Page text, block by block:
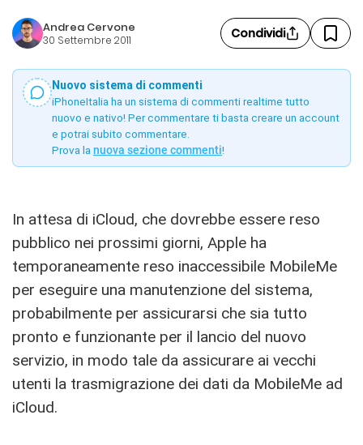
Andrea Cervone
30 Settembre 2011 Condividi
Nuovo sistema di commenti
iPhoneItalia ha un sistema di commenti realtime tutto
nuovo e nativo! Per commentare ti basta creare un account
e potrai subito commentare.
Prova la nuova sezione commenti!
In attesa di iCloud, che dovrebbe essere reso
pubblico nei prossimi giorni, Apple ha
temporaneamente reso inaccessibile MobileMe
per eseguire una manutenzione del sistema,
probabilmente per assicurarsi che sia tutto
pronto e funzionante per il lancio del nuovo
servizio, in modo tale da assicurare ai vecchi
utenti la trasmigrazione dei dati da MobileMe ad
iCloud.